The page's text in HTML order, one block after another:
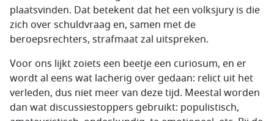
plaatsvinden. Dat betekent dat het een volksjury is die
zich over schuldvraag en, samen met de
beroepsrechters, strafmaat zal uitspreken.
Voor ons lijkt zoiets een beetje een curiosum, en er
wordt al eens wat lacherig over gedaan: relict uit het
verleden, dus niet meer van deze tijd. Meestal worden
dan wat discussiestoppers gebruikt: populistisch,